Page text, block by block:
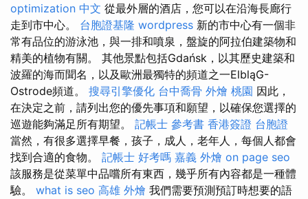
optimization 中文 從最外層的酒店，您可以在沿海長廊行
走到市中心。 台胞證基隆 wordpress 新的市中心有一個非
常有品位的游泳池，與一排和噴泉，盤旋的阿拉伯建築物和
精美的植物有關。 其他景點包括Gdańsk，以其歷史建築和
波羅的海而聞名，以及歐洲最獨特的頻道之一ElbląG-
Ostrode頻道。 搜尋引擎優化 台中喬骨 外燴 桃園 因此，
在決定之前，請列出您的優先事項和願望，以確保您選擇的
巡遊能夠滿足所有期望。 記帳士 參考書 香港簽證 台胞證
當然，有很多選擇早餐，孩子，成人，老年人，每個人都會
找到合適的食物。 記帳士 好考嗎 嘉義 外燴 on page seo
該服務是從菜單中品嚐所有東西，幾乎所有內容都是一種體
驗。 what is seo 高雄 外燴 我們需要預測預訂時想要的語